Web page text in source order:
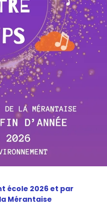
école 2026 et par
Mérantaise